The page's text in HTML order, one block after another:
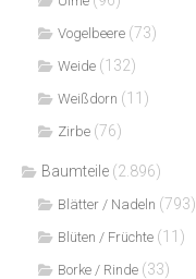
Vogelbeere (73)
Weide (132)
Weißdorn (11)
Zirbe (76)
Baumteile (2.896)
Blätter / Nadeln (793)
Blüten / Früchte (11)
Borke / Rinde (33)